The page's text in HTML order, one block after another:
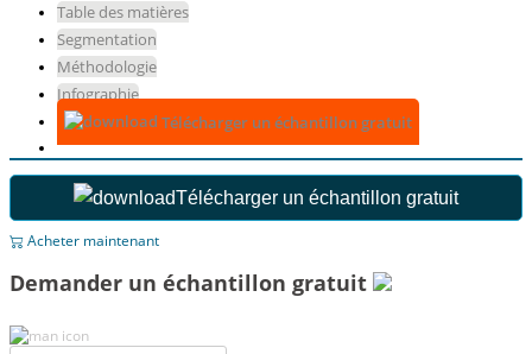
Table des matières
Segmentation
Méthodologie
Infographie
Télécharger un échantillon gratuit
Télécharger un échantillon gratuit
Acheter maintenant
Demander un échantillon gratuit